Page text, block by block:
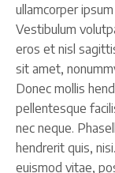
ullamcorper
Vestibulum
eros et nisl
sit amet,
Donec mollis
pellentesque
nec neque.
hendrerit quis,
euismod vitae,